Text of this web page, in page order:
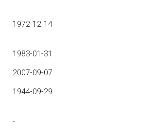
1972-12-14
1983-01-31
2007-09-07
1944-09-29
-